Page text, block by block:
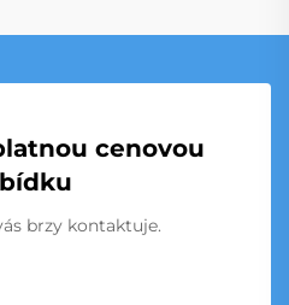
cenovou
brzy kontaktuje.